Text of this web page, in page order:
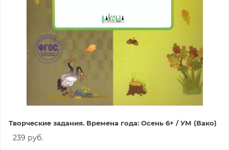
Творческие задания. Времена года: Осень 6+ / УМ (Вако)
239 руб.